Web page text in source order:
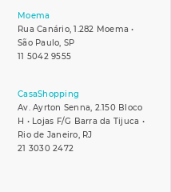
Moema
Rua Canário, 1.282 Moema •
São Paulo, SP
11 5042 9555
CasaShopping
Av. Ayrton Senna, 2.150 Bloco
H • Lojas F/G Barra da Tijuca •
Rio de Janeiro, RJ
21 3030 2472